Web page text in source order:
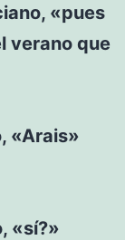
«pues
verano que
«Arais»
«sí?»